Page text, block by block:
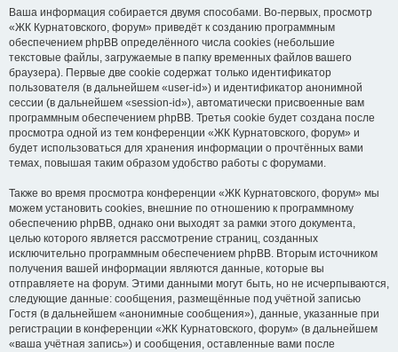
Ваша информация собирается двумя способами. Во-первых, просмотр
«ЖК Курнатовского, форум» приведёт к созданию программным
обеспечением phpBB определённого числа cookies (небольшие
текстовые файлы, загружаемые в папку временных файлов вашего
браузера). Первые две cookie содержат только идентификатор
пользователя (в дальнейшем «user-id») и идентификатор анонимной
сессии (в дальнейшем «session-id»), автоматически присвоенные вам
программным обеспечением phpBB. Третья cookie будет создана после
просмотра одной из тем конференции «ЖК Курнатовского, форум» и
будет использоваться для хранения информации о прочтённых вами
темах, повышая таким образом удобство работы с форумами.
Также во время просмотра конференции «ЖК Курнатовского, форум» мы
можем установить cookies, внешние по отношению к программному
обеспечению phpBB, однако они выходят за рамки этого документа,
целью которого является рассмотрение страниц, созданных
исключительно программным обеспечением phpBB. Вторым источником
получения вашей информации являются данные, которые вы
отправляете на форум. Этими данными могут быть, но не исчерпываются,
следующие данные: сообщения, размещённые под учётной записью
Гостя (в дальнейшем «анонимные сообщения»), данные, указанные при
регистрации в конференции «ЖК Курнатовского, форум» (в дальнейшем
«ваша учётная запись») и сообщения, оставленные вами после